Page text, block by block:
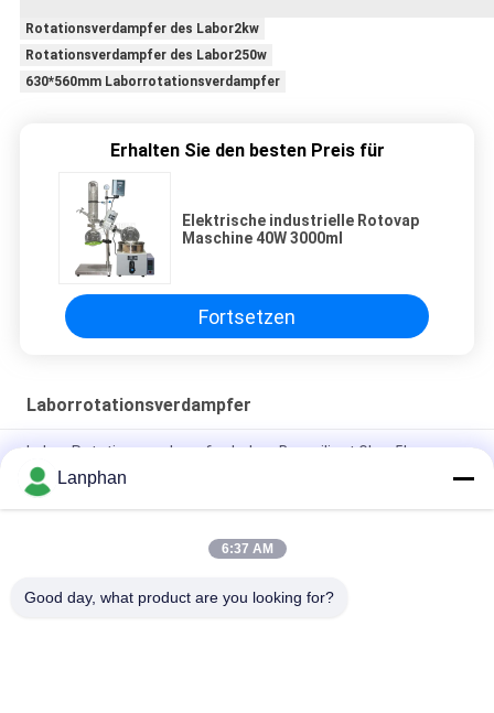
Rotationsverdampfer des Labor2kw
Rotationsverdampfer des Labor250w
630*560mm Laborrotationsverdampfer
Erhalten Sie den besten Preis für
Elektrische industrielle Rotovap
Maschine 40W 3000ml
Fortsetzen
Laborrotationsverdampfer
Labor-Rotationsverdampfer-hohes Borosilicat Glas-5L
Laborrotationsverdampfer-Vakuumkristallisator Evaporatore
CBD Distillar
rotovap 2l mini alcohol distillator glass vertical tube
Lanphan
6:37 AM
Good day, what product are you looking for?